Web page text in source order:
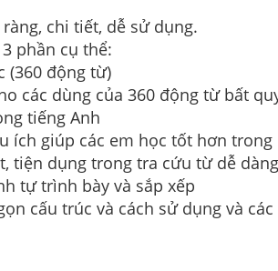
chi tiết, dễ sử dụng.
phần cụ thể:
(360 động từ)
các dùng của 360 động từ bất
tiếng Anh
ích giúp các em học tốt hơn
tiện dụng trong tra cứu từ dễ dàng
tự trình bày và sắp xếp
cấu trúc và cách sử dụng và